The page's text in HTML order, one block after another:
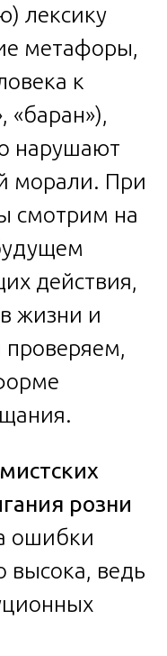
лексику
метафоры,
к
«баран»),
нарушают
морали. При
смотрим на
действия,
жизни и
проверяем,
розни
ошибки
высока, ведь